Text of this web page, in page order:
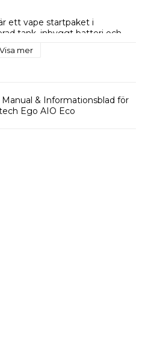
ett vape startpaket i
tank, inbyggt batteri och
BFHN-coils
toppfyllning, fast utgång och
automatiskt vid inhalering
Visa mer
Manual & Informationsblad för
Ego AIO Eco